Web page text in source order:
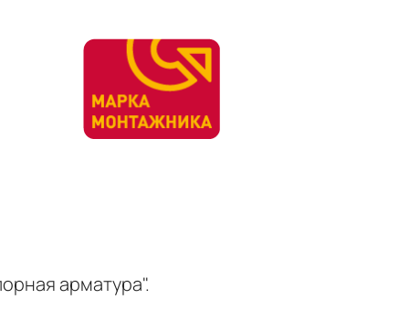
арматура".